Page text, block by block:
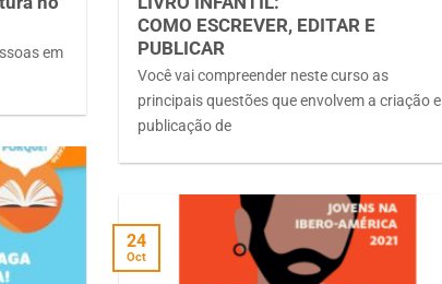
em
COMO ESCREVER, EDITAR E
PUBLICAR
Você vai compreender neste curso as
principais questões que envolvem a criação e
publicação de
24
Oct